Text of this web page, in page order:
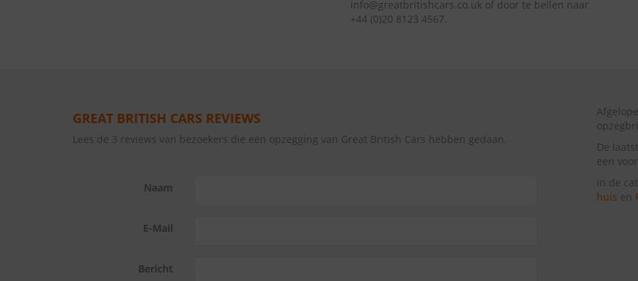
info@greatbritishcars.co.uk of door te bellen naar
+44 (0)20 8123 4567.
GREAT BRITISH CARS REVIEWS
Lees de 3 reviews van bezoekers die een opzegging van Great British Cars hebben gedaan.
Naam
E-Mail
Bericht
De
een
In de
huis en